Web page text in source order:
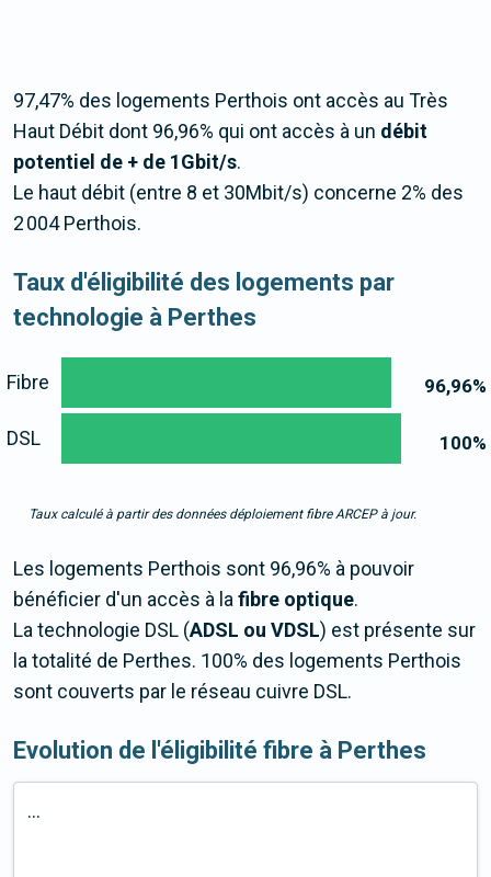
97,47% des logements Perthois ont accès au Très
Haut Débit dont 96,96% qui ont accès à un débit
potentiel de + de 1Gbit/s.
Le haut débit (entre 8 et 30Mbit/s) concerne 2% des
2 004 Perthois.
Taux d'éligibilité des logements par
technologie à Perthes
96,96%
100%
Fibre
DSL
Taux calculé à partir des données déploiement fibre ARCEP à jour.
Les logements Perthois sont 96,96% à pouvoir
bénéficier d'un accès à lafibre optique.
La technologie DSL (ADSL ou VDSL) est présente sur
la totalité de Perthes. 100% des logements Perthois
sont couverts par le réseau cuivre DSL.
Evolution de l'éligibilité fibre à Perthes
...